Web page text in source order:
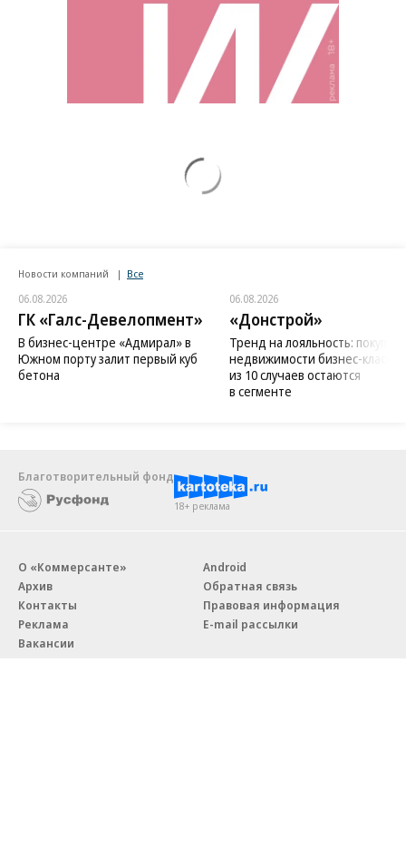
Новости компаний Все
06.08.2026
ГК «Галс-Девелопмент»
В бизнес-центре «Адмирал» в
Южном порту залит первый куб
бетона
06.08.2026
«Донстрой»
Тренд на лояльность:
недвижимости бизнес-класса
из 10 случаев остаются
в сегменте
Благотворительный фонд
18+ реклама
О «Коммерсанте»
Архив
Контакты
Реклама
Вакансии
Android
Обратная связь
Правовая информация
E-mail рассылки